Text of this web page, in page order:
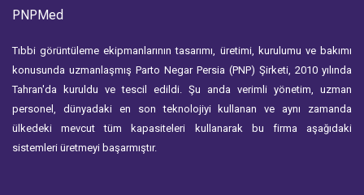
PNPMed
Tıbbi görüntüleme ekipmanlarının tasarımı, üretimi, kurulumu ve bakımı
konusunda uzmanlaşmış Parto Negar Persia (PNP) Şirketi, 2010 yılında
Tahran'da kuruldu ve tescil edildi. Şu anda verimli yönetim, uzman
personel, dünyadaki en son teknolojiyi kullanan ve aynı zamanda
ülkedeki mevcut tüm kapasiteleri kullanarak bu firma aşağıdaki
sistemleri üretmeyi başarmıştır.